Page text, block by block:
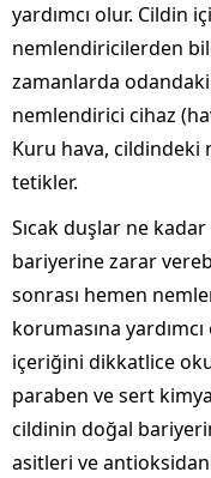
yardımcı olur. Cildin
nemlendiricilerden
zamanlarda
nemlendirici cihaz
Kuru hava, cildindeki
tetikler.
Sıcak duşlar ne
bariyerine zarar
sonrası hemen
korumasına
içeriğini dikkatlice
paraben ve sert
cildinin doğal
asitleri ve